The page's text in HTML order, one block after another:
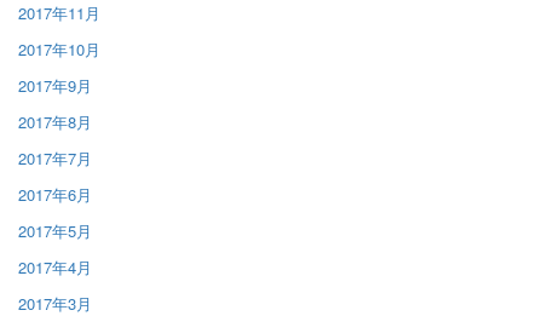
2017年11月
2017年10月
2017年9月
2017年8月
2017年7月
2017年6月
2017年5月
2017年4月
2017年3月